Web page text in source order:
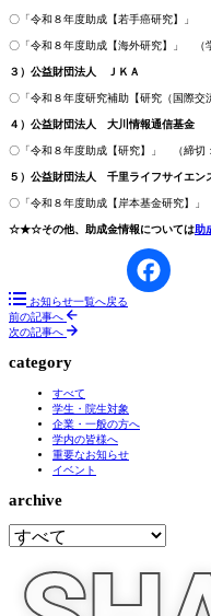
〇「令和８年度助成【若手癌研究】」
〇「令和８年度助成【海外研究】」 （
３）公益財団法人 ＪＫＡ
〇「令和８年度研究補助【研究（国際
４）公益財団法人 大川情報通信基金
〇「令和８年度助成【研究】」 （締切
５）公益財団法人 千里ライフサイエン
〇「令和８年度助成【岸本基金研究】
☆★☆その他、助成金情報については助
お知らせ一覧へ戻る
前の記事へ
次の記事へ
category
すべて
学生・院生対象
企業・一般の方へ
学内の皆様へ
重要なお知らせ
イベント
archive